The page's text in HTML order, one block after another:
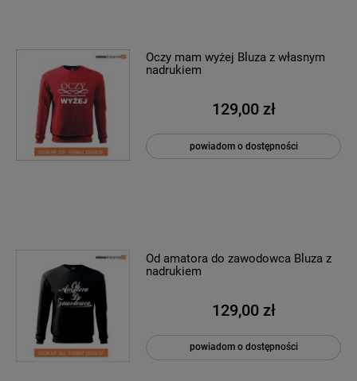
Oczy mam wyżej Bluza z własnym
nadrukiem
129,00 zł
powiadom o dostępności
Od amatora do zawodowca Bluza z
nadrukiem
129,00 zł
powiadom o dostępności